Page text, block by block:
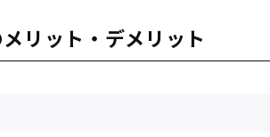
リット・デメリット